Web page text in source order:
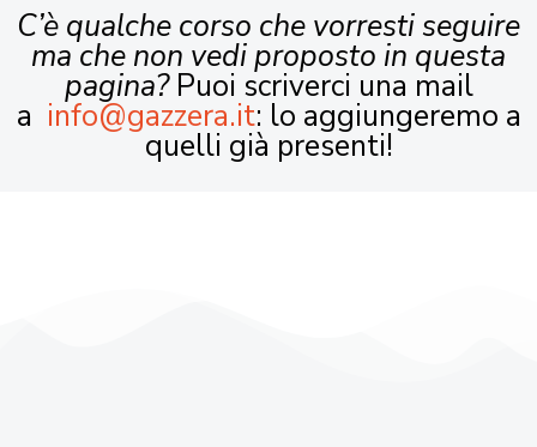
C’è qualche corso che vorresti seguire
ma che non vedi proposto in questa
pagina?Puoi scriverci una mail
a info@gazzera.it: lo aggiungeremo a
quelli già presenti!